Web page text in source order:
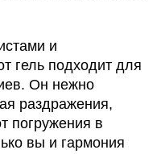
и
гель подходит для
Он нежно
раздражения,
погружения в
вы и гармония